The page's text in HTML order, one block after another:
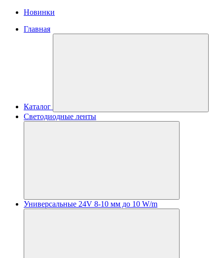
Новинки
Главная
Каталог
Светодиодные ленты
Универсальные 24V 8-10 мм до 10 W/m